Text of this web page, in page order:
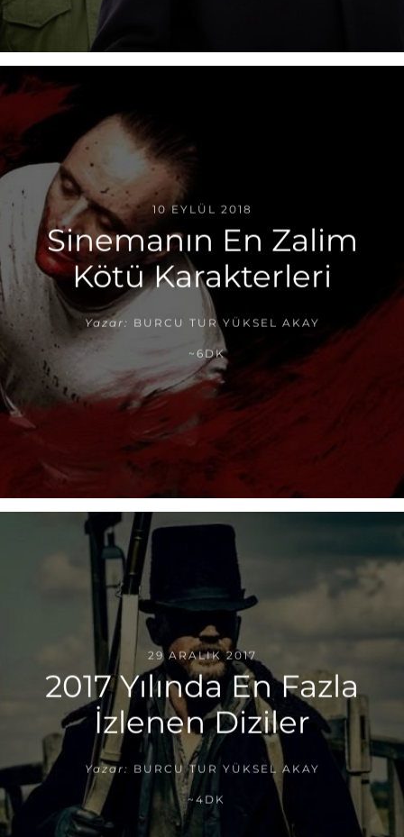
10 EYLÜL 2018
Sinemanın En Zalim
Kötü Karakterleri
Yazar: BURCU TUR YÜKSEL AKAY
~6DK
29 ARALIK 2017
2017 Yılında En Fazla
İzlenen Diziler
Yazar: BURCU TUR YÜKSEL AKAY
~4DK